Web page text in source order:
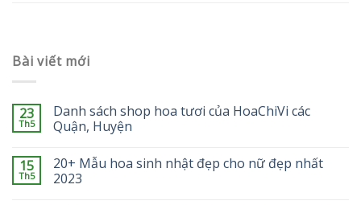
Bài viết mới
23
Th5
Danh sách shop hoa tươi của HoaChiVi các
Quận, Huyện
15
Th5
20+ Mẫu hoa sinh nhật đẹp cho nữ đẹp nhất
2023